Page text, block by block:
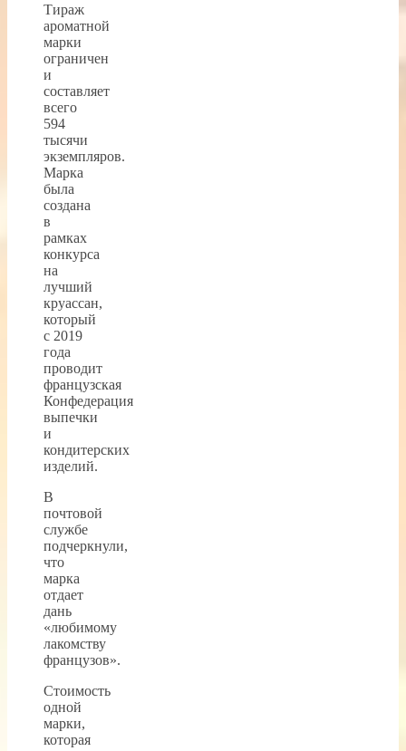
Тираж
ароматной
марки
ограничен
и
составляет
всего
594
тысячи
экземпляров.
Марка
была
создана
в
рамках
конкурса
на
лучший
круассан,
который
с 2019
года
проводит
французская
Конфедерация
выпечки
и
кондитерских
изделий.
В
почтовой
службе
подчеркнули,
что
марка
отдает
дань
«любимому
лакомству
французов».
Стоимость
одной
марки,
которая